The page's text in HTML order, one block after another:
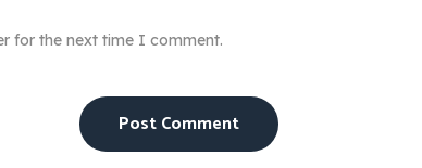
for the next time I comment.